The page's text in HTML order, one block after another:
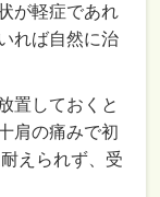
が軽症であれ
れば自然に治
置しておくと
肩の痛みで初
えられず、受